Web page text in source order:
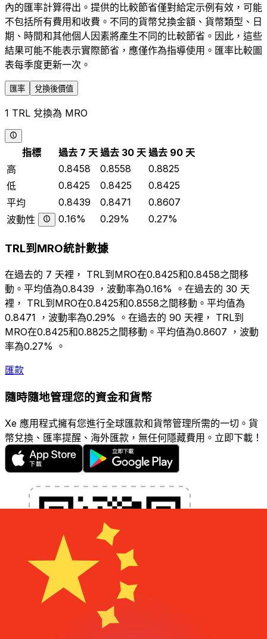
內的匯率計算得出。提供的比較節省僅對給定示例有效，可能
不包括所有費用和收費。不同的貨幣兌換金額、貨幣類型、日
期、時間和其他個人因素將產生不同的比較節省。因此，這些
結果可能不能表示實際節省，應僅作為指導使用。匯率比較圖
表每季度更新一次。
匯率 兌換後價值
1 TRL 兌換為 MRO
指標 過去 7 天 過去 30 天 過去 90 天
高
0.8458 0.8558
0.8825
低
0.8425 0.8425
0.8425
平均
0.8439 0.8471
0.8607
波動性
0.16% 0.29% 0.27%
TRL到MRO統計數據
在過去的 7 天裡， TRL到MRO在0.8425和0.8458之間移
動。平均值為0.8439 ，波動率為0.16% 。在過去的 30 天
裡， TRL到MRO在0.8425和0.8558之間移動。平均值為
0.8471 ，波動率為0.29% 。在過去的 90 天裡， TRL到
MRO在0.8425和0.8825之間移動。平均值為0.8607 ，波動
率為0.27% 。
匯款
隨時隨地管理您的資金和貨幣
Xe 應用程式擁有您進行全球匯款和貨幣管理所需的一切。貨
幣兌換、匯率提醒、海外匯款，無任何隱藏費用。立即下載！